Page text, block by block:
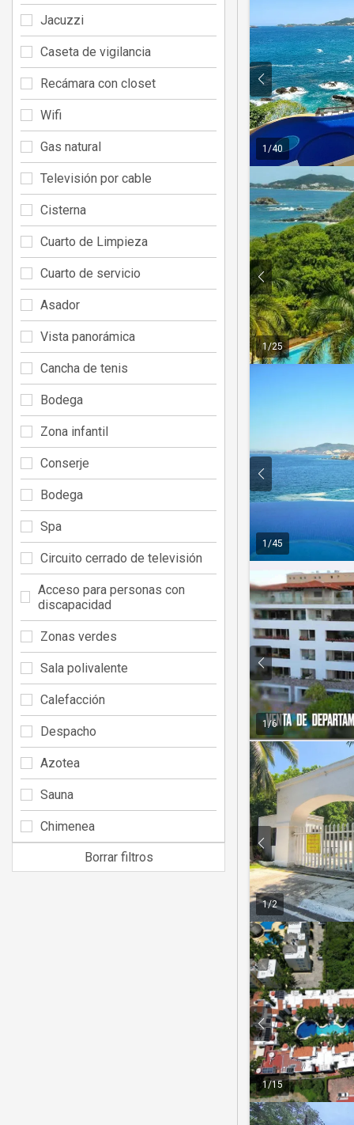
1 /40
1/25
1 /45
1/6
1/2
1/15
Jacuzzi
Caseta de vigilancia
Recámara con closet
Wifi
Gas natural
Televisión por cable
Cisterna
Cuarto de Limpieza
Cuarto de servicio
Asador
Vista panorámica
Cancha de tenis
Bodega
Zona infantil
Conserje
Bodega
Spa
Circuito cerrado de televisión
Acceso para personas con
discapacidad
Zonas verdes
Sala polivalente
Calefacción
Despacho
Azotea
Sauna
Chimenea
Borrar filtros